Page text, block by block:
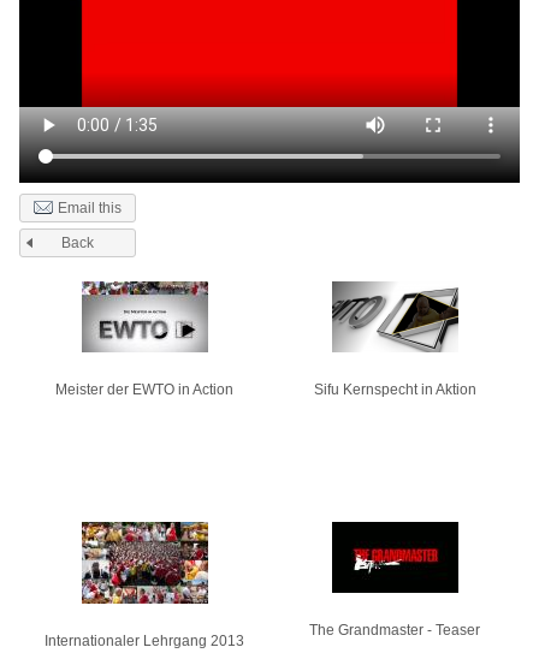
Email this
Back
Meister der EWTO in Action Sifu Kernspecht in Aktion
Internationaler Lehrgang 2013
The Grandmaster - Teaser
Pages